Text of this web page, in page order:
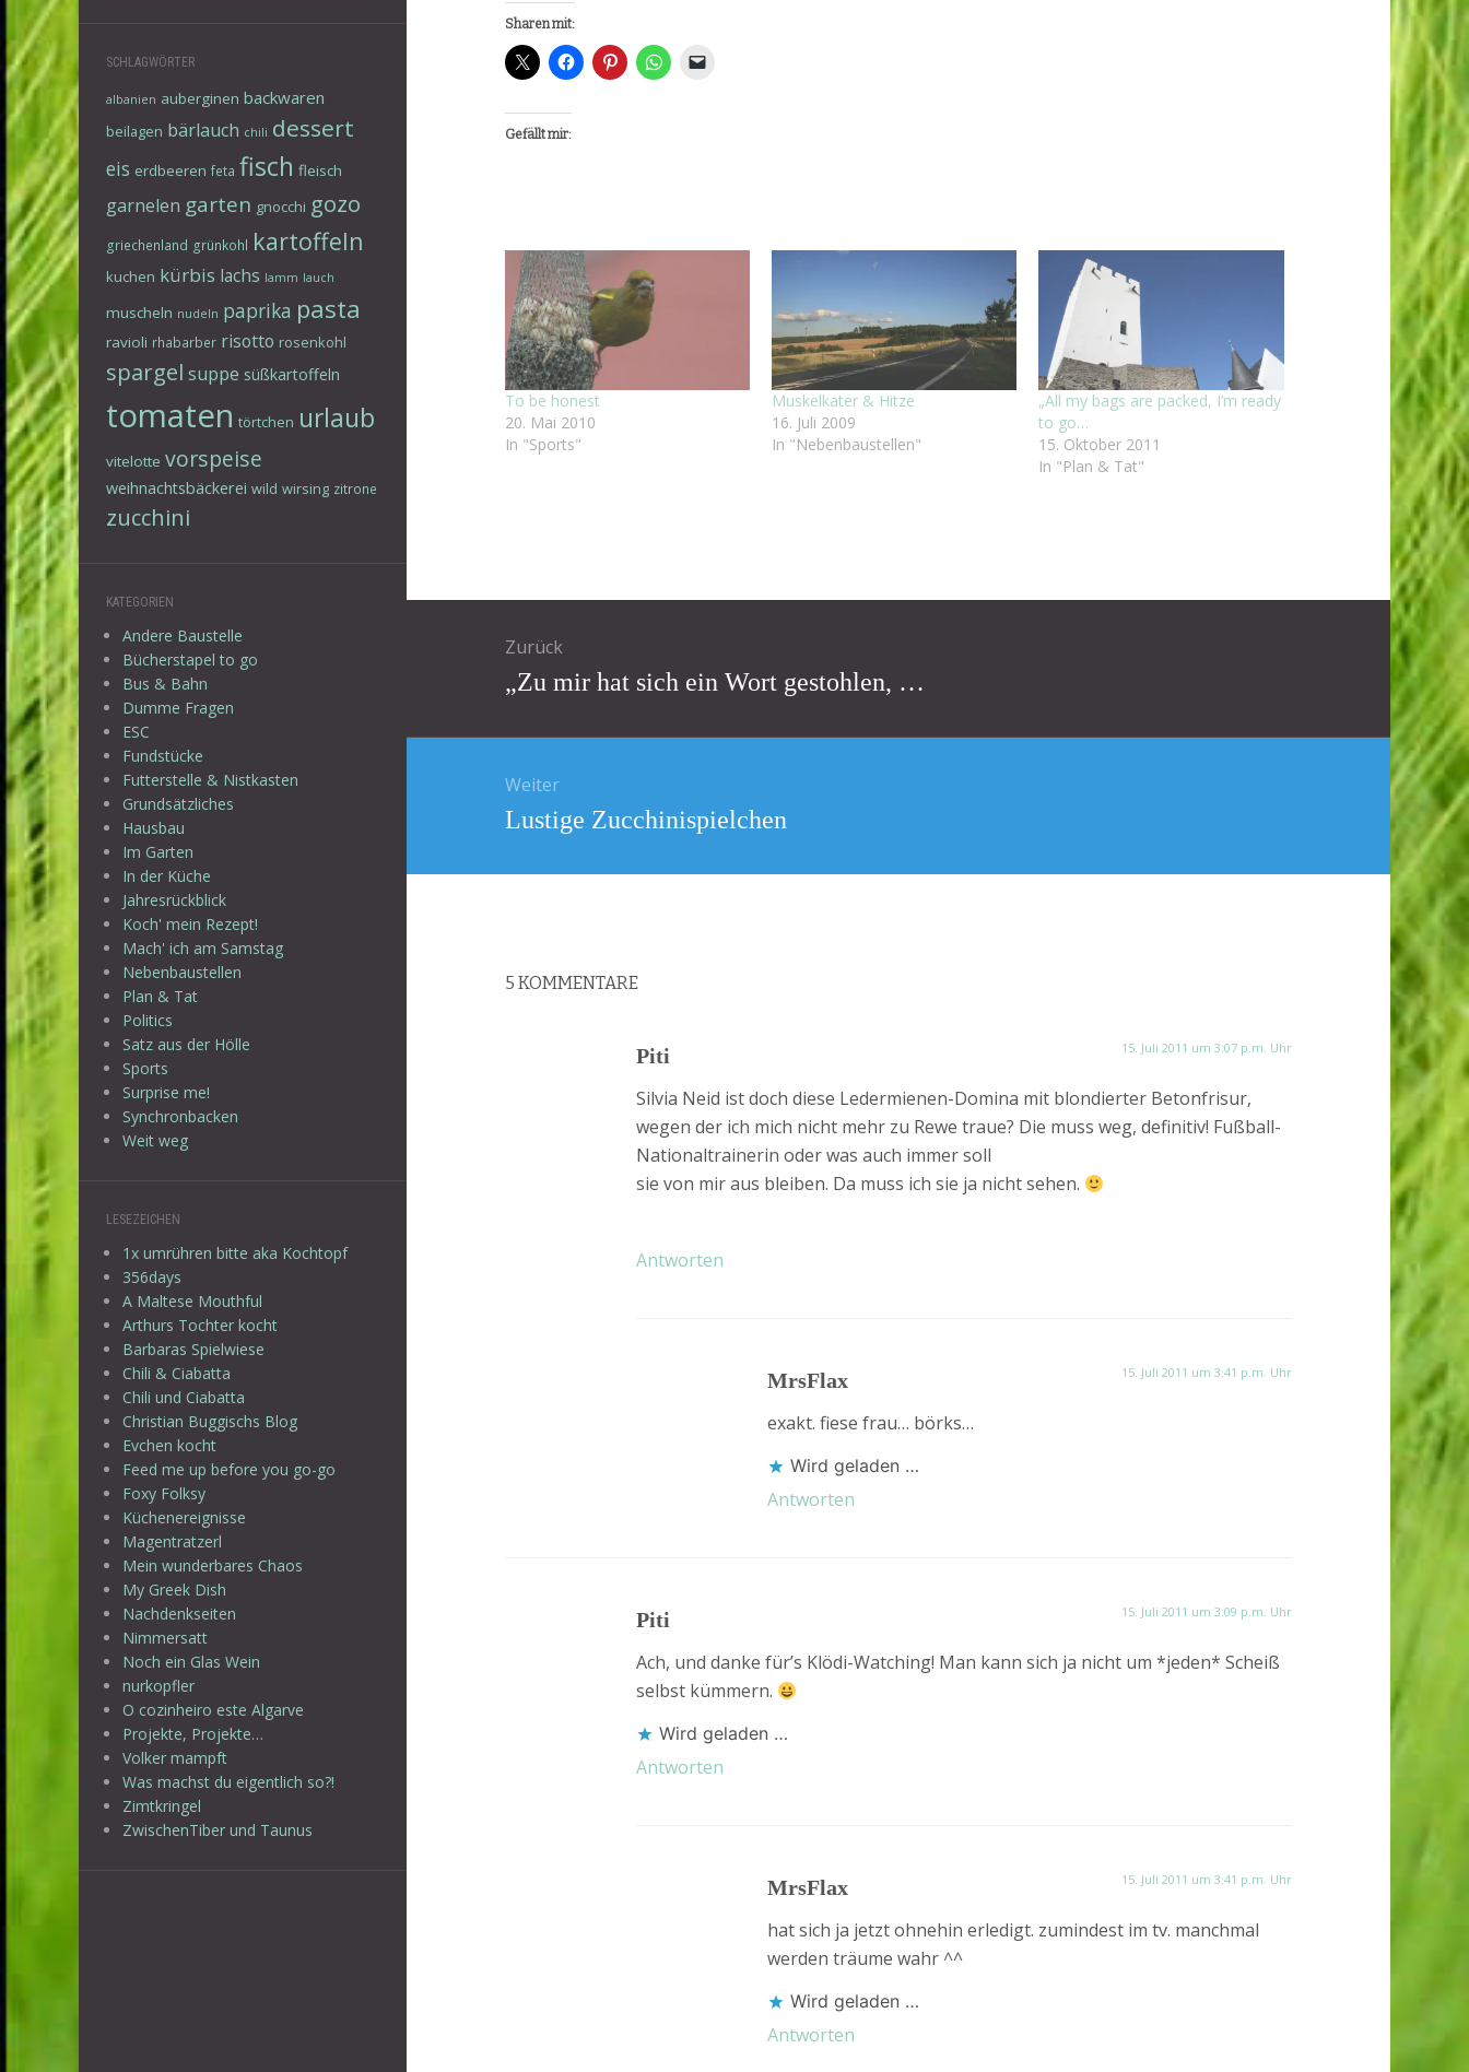
SCHLAGWÖRTER
albanien auberginen backwaren
beilagen bärlauch chili dessert
eis erdbeeren feta fisch fleisch
garnelen garten gnocchi gozo
griechenland grünkohl kartoffeln
kuchen kürbis lachs lamm lauch
muscheln nudeln paprika pasta
ravioli rhabarber risotto rosenkohl
spargel suppe süßkartoffeln
tomaten törtchen urlaub
vitelotte vorspeise
weihnachtsbäckerei wild wirsing zitrone
zucchini
KATEGORIEN
Andere Baustelle
Bücherstapel to go
Bus & Bahn
Dumme Fragen
ESC
Fundstücke
Futterstelle & Nistkasten
Grundsätzliches
Hausbau
Im Garten
In der Küche
Jahresrückblick
Koch' mein Rezept!
Mach' ich am Samstag
Nebenbaustellen
Plan & Tat
Politics
Satz aus der Hölle
Sports
Surprise me!
Synchronbacken
Weit weg
LESEZEICHEN
1x umrühren bitte aka Kochtopf
356days
A Maltese Mouthful
Arthurs Tochter kocht
Barbaras Spielwiese
Chili & Ciabatta
Chili und Ciabatta
Christian Buggischs Blog
Evchen kocht
Feed me up before you go-go
Foxy Folksy
Küchenereignisse
Magentratzerl
Mein wunderbares Chaos
My Greek Dish
Nachdenkseiten
Nimmersatt
Noch ein Glas Wein
nurkopfler
O cozinheiro este Algarve
Projekte, Projekte…
Volker mampft
Was machst du eigentlich so?!
Zimtkringel
ZwischenTiber und Taunus
Sharen mit:
Gefällt mir:
To be honest
20. Mai 2010
In "Sports"
Muskelkater & Hitze
16. Juli 2009
In "Nebenbaustellen"
„All my bags are packed, I’m ready
to go…
15. Oktober 2011
In "Plan & Tat"
Zurück
Vorheriger
Beitrag:
„Zu mir hat sich ein Wort gestohlen, …
Weiter
Nächster
Beitrag:
Lustige Zucchinispielchen
5 KOMMENTARE
Piti 15. Juli 2011 um 3:07 p.m. Uhr
Silvia Neid ist doch diese Ledermienen-Domina mit blondierter Betonfrisur,
wegen der ich mich nicht mehr zu Rewe traue? Die muss weg, definitiv! Fußball-
Nationaltrainerin oder was auch immer soll
sie von mir aus bleiben. Da muss ich sie ja nicht sehen.
Antworten
MrsFlax 15. Juli 2011 um 3:41 p.m. Uhr
exakt. fiese frau… börks…
Wird geladen …
Antworten
Piti 15. Juli 2011 um 3:09 p.m. Uhr
Ach, und danke für’s Klödi-Watching! Man kann sich ja nicht um *jeden* Scheiß
selbst kümmern.
Wird geladen …
Antworten
MrsFlax 15. Juli 2011 um 3:41 p.m. Uhr
hat sich ja jetzt ohnehin erledigt. zumindest im tv. manchmal
werden träume wahr ^^
Wird geladen …
Antworten